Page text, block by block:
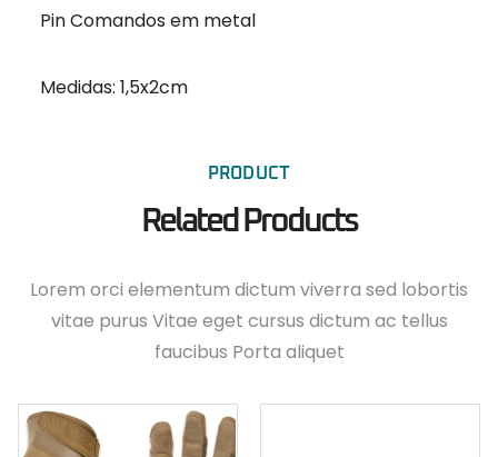
Pin Comandos em metal
Medidas: 1,5x2cm
PRODUCT
Related Products
Lorem orci elementum dictum viverra sed lobortis
vitae purus Vitae eget cursus dictum ac tellus
faucibus Porta aliquet